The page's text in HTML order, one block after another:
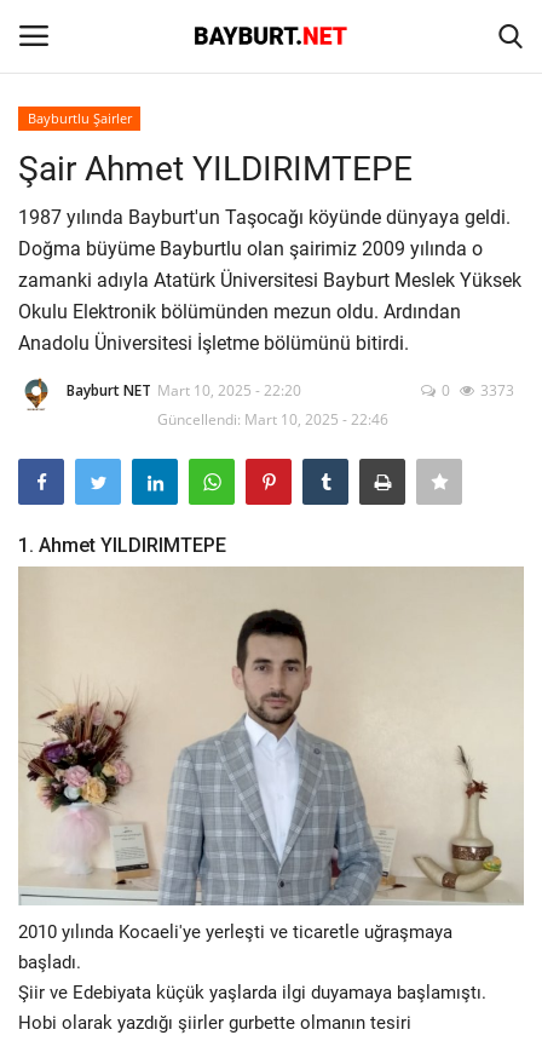
Anasayfa
İletişim
Bayburt
Haber
Keşfet
Kültür Sanat
Röportaj
Ulaşım
Bayburtlu Şairler
Şair Ahmet YILDIRIMTEPE
1987 yılında Bayburt'un Taşocağı köyünde dünyaya geldi.
Doğma büyüme Bayburtlu olan şairimiz 2009 yılında o
zamanki adıyla Atatürk Üniversitesi Bayburt Meslek Yüksek
Okulu Elektronik bölümünden mezun oldu. Ardından
Anadolu Üniversitesi İşletme bölümünü bitirdi.
Bayburt NET Mart 10, 2025 - 22:20
Güncellendi: Mart 10, 2025 - 22:46
0 3373
1. Ahmet YILDIRIMTEPE
2010 yılında Kocaeli'ye yerleşti ve ticaretle uğraşmaya
başladı.
Şiir ve Edebiyata küçük yaşlarda ilgi duyamaya başlamıştı.
Hobi olarak yazdığı şiirler gurbette olmanın tesiri